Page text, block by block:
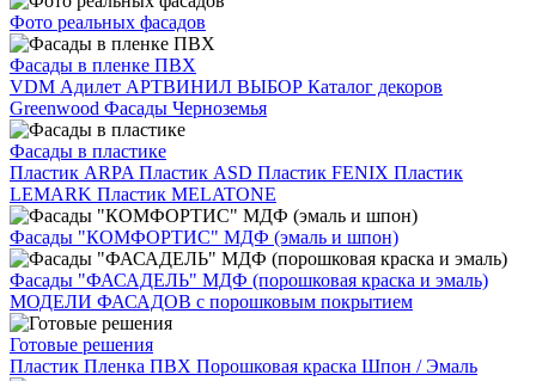
Фото реальных фасадов
Фасады в пленке ПВХ
VDM Адилет АРТВИНИЛ ВЫБОР Каталог декоров
Greenwood Фасады Черноземья
Фасады в пластике
Пластик ARPA Пластик ASD Пластик FENIX Пластик
LEMARK Пластик MELATONE
Фасады "КОМФОРТИС" МДФ (эмаль и шпон)
Фасады "ФАСАДЕЛЬ" МДФ (порошковая краска и эмаль)
МОДЕЛИ ФАСАДОВ с порошковым покрытием
Готовые решения
Пластик Пленка ПВХ Порошковая краска Шпон / Эмаль